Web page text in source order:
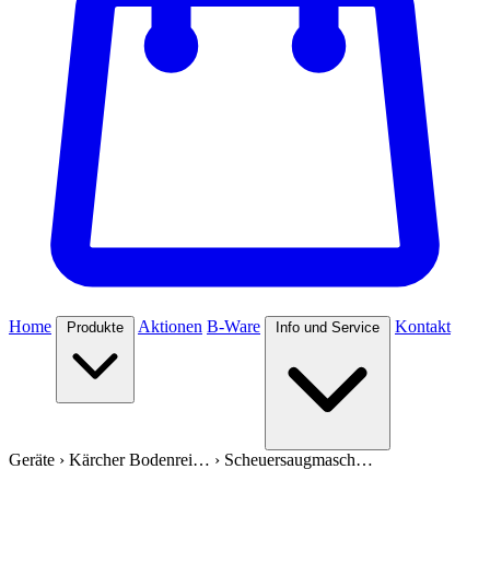
Home Produkte Aktionen B-Ware Info und Service Kontakt
Geräte › Kärcher Bodenrei… › Scheuersaugmasch…